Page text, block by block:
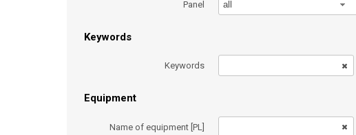
Panel all
Keywords
Keywords
Equipment
Name of equipment [PL]